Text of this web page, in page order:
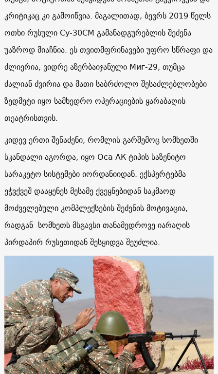
კრიტიკაც კი გამოიწვია. მაგალითად, ბევრს 2019 წელს
ოთხი რუსული Су-30СМ გამანადგურებლის შეძენა
უაზროდ მიაჩნია. ეს თვითმფრინავები უფრო სწრაფი და
ძლიერია, ვიდრე აზერბაიჯანული Миг-29, თუმცა
ძალიან ძვირია და მათი საბრძოლო შესაძლებლობები
ზედმეტი იყო სამხედრო ოპერაციების ყარაბაღის
თეატრისთვის.
კიდევ ერთი შენაძენი, რომლის გარშემოც სომხეთში
სკანდალი აგორდა, იყო Оса АК ტიპის საზენიტო
სარაკეტო სისტემები იორდანიიდან. ექსპერტებმა
ეჭვქვეშ დააყენეს მესამე ქვეყნებიდან საკმაოდ
მოძველებული კომპლექსების შეძენის მოტივაცია,
რადგან სომხეთს მსგავსი თანამედროვე იარაღის
პირდაპირ რუსეთიდან შესყიდვა შეუძლია.